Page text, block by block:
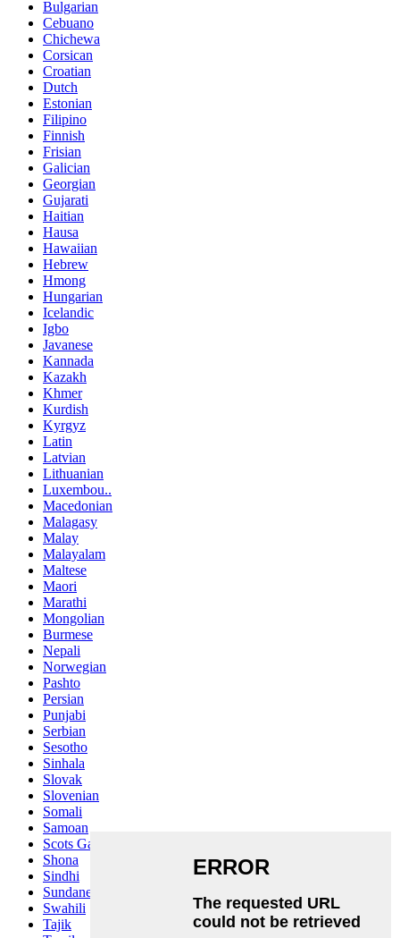
Bulgarian
Cebuano
Chichewa
Corsican
Croatian
Dutch
Estonian
Filipino
Finnish
Frisian
Galician
Georgian
Gujarati
Haitian
Hausa
Hawaiian
Hebrew
Hmong
Hungarian
Icelandic
Igbo
Javanese
Kannada
Kazakh
Khmer
Kurdish
Kyrgyz
Latin
Latvian
Lithuanian
Luxembou..
Macedonian
Malagasy
Malay
Malayalam
Maltese
Maori
Marathi
Mongolian
Burmese
Nepali
Norwegian
Pashto
Persian
Punjabi
Serbian
Sesotho
Sinhala
Slovak
Slovenian
Somali
Samoan
Scots Gaelic
Shona
Sindhi
Sundanese
Swahili
Tajik